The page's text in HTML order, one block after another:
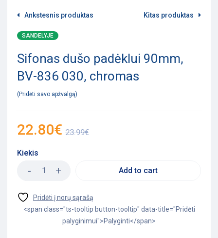
Ankstesnis produktas Kitas produktas
SANDELYJE
Sifonas dušo padėklui 90mm,
BV-836 030, chromas
Pridėti savo apžvalgą
23.99€
22.80€
Kiekis
Add to cart
<span class="ts-tooltip button-tooltip" data-title="Pridėti
palyginimui">Palyginti</span>